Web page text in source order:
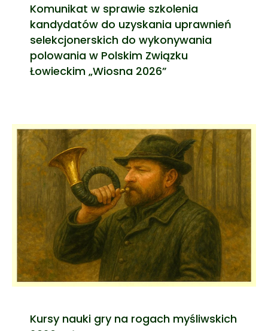
Komunikat w sprawie szkolenia
kandydatów do uzyskania uprawnień
selekcjonerskich do wykonywania
polowania w Polskim Związku
Łowieckim „Wiosna 2026”
Kursy nauki gry na rogach myśliwskich